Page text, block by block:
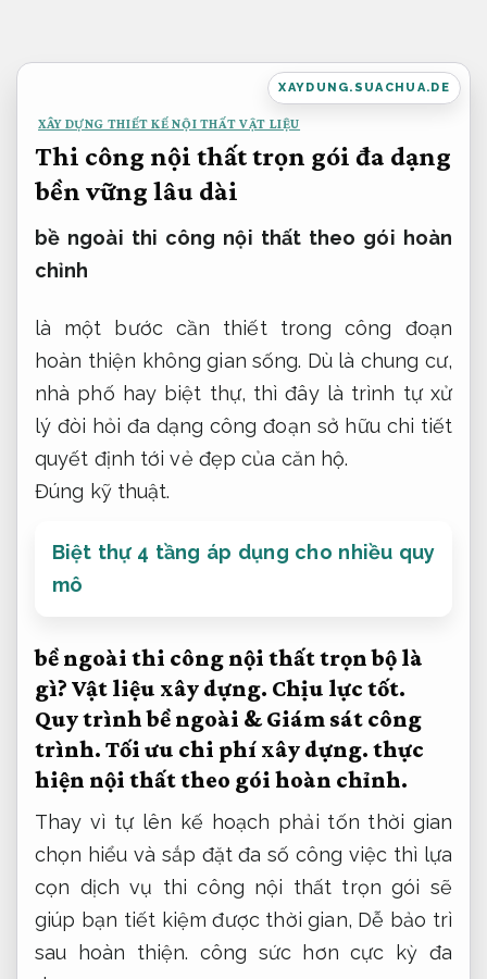
nội
XAYDUNG.SUACHUA.DE
XÂY DỰNG THIẾT KẾ NỘI THẤT VẬT LIỆU
Thi công nội thất trọn gói đa dạng
bền vững lâu dài
bề ngoài thi công nội thất theo gói hoàn
chỉnh
là một bước cần thiết trong công đoạn
hoàn thiện không gian sống. Dù là chung cư,
nhà phố hay biệt thự, thì đây là trình tự xử
lý đòi hỏi đa dạng công đoạn sở hữu chi tiết
quyết định tới vẻ đẹp của căn hộ.
Đúng kỹ thuật.
Biệt thự 4 tầng áp dụng cho nhiều quy
mô
bề ngoài thi công nội thất trọn bộ là
gì? Vật liệu xây dựng. Chịu lực tốt.
Quy trình bề ngoài &Giám sát công
trình. Tối ưu chi phí xây dựng. thực
hiện nội thất theo gói hoàn chỉnh.
Thay vì tự lên kế hoạch phải tốn thời gian
chọn hiểu và sắp đặt đa số công việc thì lựa
cọn dịch vụ thi công nội thất trọn gói sẽ
giúp bạn tiết kiệm được thời gian, Dễ bảo trì
sau hoàn thiện. công sức hơn cực kỳ đa